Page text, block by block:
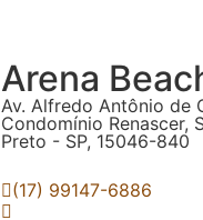
Arena
Av. Alfredo Antônio de
Condomínio Renascer,
Preto - SP, 15046-840
(17) 99147-6886